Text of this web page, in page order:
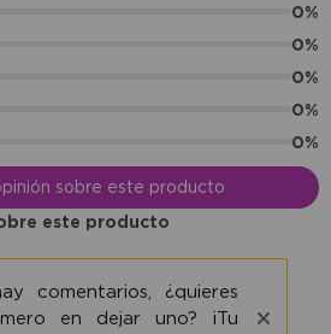
0%
0%
0%
0%
0%
sobre este producto
este producto
comentarios, ¿quieres
en dejar uno? ¡Tu